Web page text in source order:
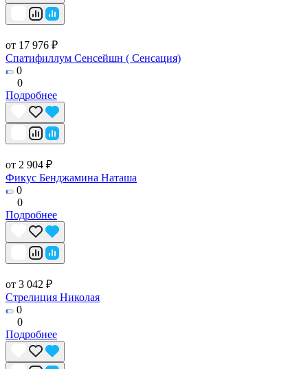
от 17 976 ₽
Спатифиллум Сенсейшн ( Сенсация)
0
0
Подробнее
от 2 904 ₽
Фикус Бенджамина Наташа
0
0
Подробнее
от 3 042 ₽
Стрелиция Николая
0
0
Подробнее